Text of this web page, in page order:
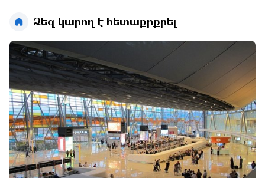
Ձեզ կարող է հետաքրքրել